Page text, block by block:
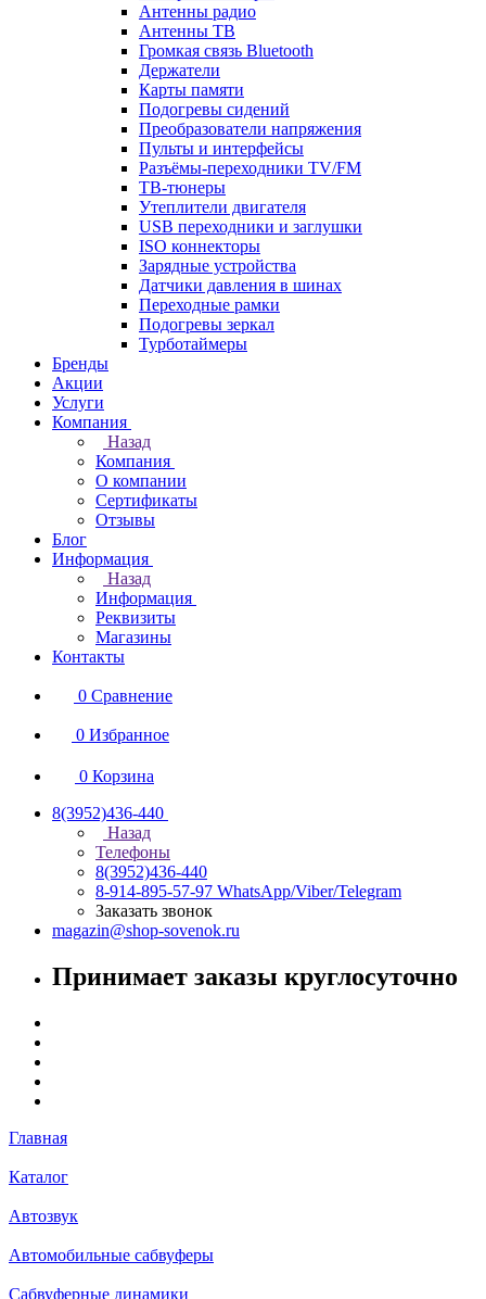
Антенны радио
Антенны ТВ
Громкая связь Bluetooth
Держатели
Карты памяти
Подогревы сидений
Преобразователи напряжения
Пульты и интерфейсы
Разъёмы-переходники TV/FM
ТВ-тюнеры
Утеплители двигателя
USB переходники и заглушки
ISO коннекторы
Зарядные устройства
Датчики давления в шинах
Переходные рамки
Подогревы зеркал
Турботаймеры
Бренды
Акции
Услуги
Компания
Назад
Компания
О компании
Сертификаты
Отзывы
Блог
Информация
Назад
Информация
Реквизиты
Магазины
Контакты
0 Сравнение
0 Избранное
0 Корзина
8(3952)436-440
Назад
Телефоны
8(3952)436-440
8-914-895-57-97 WhatsApp/Viber/Telegram
Заказать звонок
magazin@shop-sovenok.ru
Принимает заказы круглосуточно
Главная
Каталог
Автозвук
Автомобильные сабвуферы
Сабвуферные динамики